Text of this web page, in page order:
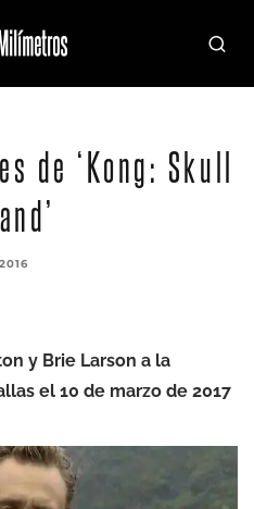
de ‘Kong: Skull
y Brie Larson a la
el 10 de marzo de 2017